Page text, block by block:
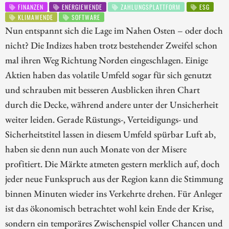
FINANZEN ENERGIEWENDE ZAHLUNGSPLATTFORM
ESG
KLIMAWENDE
SOFTWARE
Nun entspannt sich die Lage im Nahen Osten – oder doch
nicht? Die Indizes haben trotz bestehender Zweifel schon
mal ihren Weg Richtung Norden eingeschlagen. Einige
Aktien haben das volatile Umfeld sogar für sich genutzt
und schrauben mit besseren Ausblicken ihren Chart
durch die Decke, während andere unter der Unsicherheit
weiter leiden. Gerade Rüstungs-, Verteidigungs- und
Sicherheitstitel lassen in diesem Umfeld spürbar Luft ab,
haben sie denn nun auch Monate von der Misere
profitiert. Die Märkte atmeten gestern merklich auf, doch
jeder neue Funkspruch aus der Region kann die Stimmung
binnen Minuten wieder ins Verkehrte drehen. Für Anleger
ist das ökonomisch betrachtet wohl kein Ende der Krise,
sondern ein temporäres Zwischenspiel voller Chancen und